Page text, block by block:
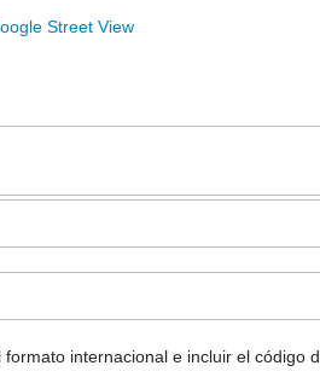
Street View
internacional e incluir el código